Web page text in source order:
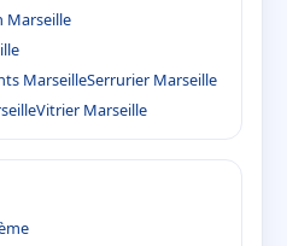
Marseille
MarseilleSerrurier Marseille
Vitrier Marseille